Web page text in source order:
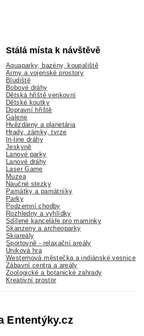
Stálá místa k návštěvě
Aquaparky, bazény, koupaliště
Army a vojenské prostory
Bludiště
Bobové dráhy
Dětská hřiště venkovní
Dětské koutky
Dopravní hřiště
Galerie
Hvězdárny a planetária
Hrady, zámky, tvrze
In-line dráhy
Jeskyně
Lanové parky
Lanové dráhy
Laser Game
Muzea
Naučné stezky
Památky a památníky
Parky
Podzemní chodby
Rozhledny a vyhlídky
Sdílené kanceláře pro maminky
Skanzeny a archeoparky
Skiareály
Sportovně - relaxační areály
Úniková hra
Westernová městečka a indiánské vesnice
Zábavní centra a areály
Zoologické a botanické zahrady
Kreativní prostor
Ententýky.cz